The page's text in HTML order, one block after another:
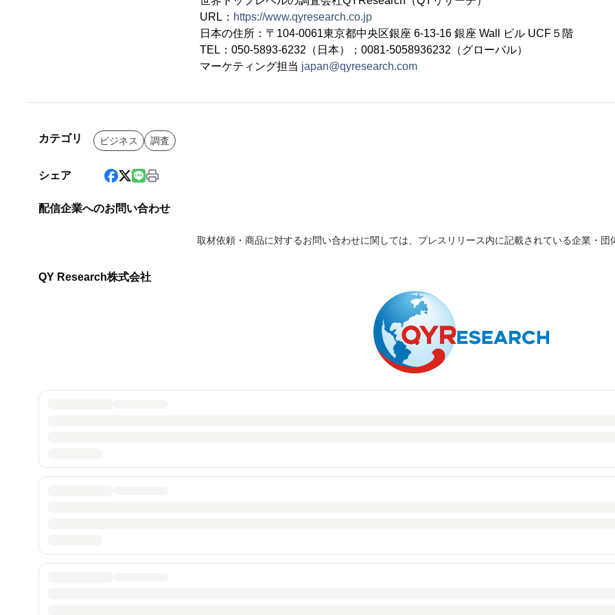
URL： https://www.qyresearch.co.jp
日本の住所：〒104-0061東京都中央区銀座 6-13-16 銀座 Wall ビル UCF５階
TEL：050-5893-6232（日本）；0081-5058936232（グローバル）
マーケティング担当 japan@qyresearch.com
カテゴリ ビジネス 調査
シェア
配信企業へのお問い合わせ
取材依頼・商品に対するお問い合わせに関しては、プレスリリース内に記載されている企業・団
QY Research株式会社